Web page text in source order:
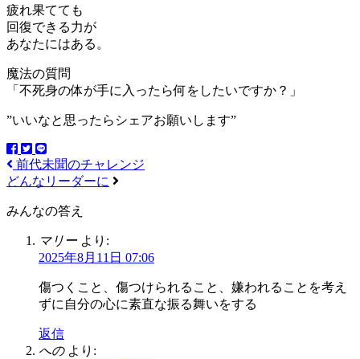
疲れ果てても
回復できる力が
あなたにはある。
魔法の質問
「不死身の体が手に入ったら何をしたいですか？」
”いいなと思ったらシェアお願いします”
前代未聞のチャレンジ
どんなリーダーに
みんなの答え
マリー より:
2025年8月11日 07:06
傷つくこと、傷つけられること、嫌われることを考え
ずに自分の心に素直な振る舞いをする
返信
への より: